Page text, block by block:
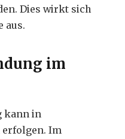
Dies wirkt sich
aus.
im
kann in
erfolgen. Im